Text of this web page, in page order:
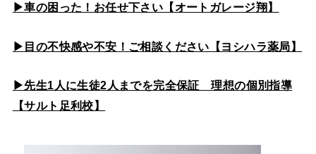
▶車の困った！お任せ下さい【オートガレージ翔】
▶目の不快感や不安！ご相談ください【ヨシハラ薬局】
▶先生1人に生徒2人までを完全保証 理想の個別指導
【サルト足利校】